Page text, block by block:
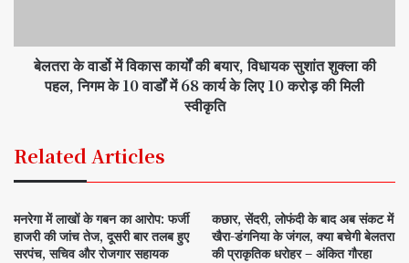
बेलतरा के वार्डो में विकास कार्यों की बयार, विधायक सुशांत शुक्ला की
पहल, निगम के 10 वार्डों में 68 कार्य के लिए 10 करोड़ की मिली
स्वीकृति
Related Articles
मनरेगा में लाखों के गबन का आरोप: फर्जी
हाजरी की जांच तेज, दूसरी बार तलब हुए
सरपंच, सचिव और रोजगार सहायक
कछार, सेंदरी, लोफंदी के बाद अब संकट में
खैरा-डंगनिया के जंगल, क्या बचेगी बेलतरा
की प्राकृतिक धरोहर – अंकित गौरहा